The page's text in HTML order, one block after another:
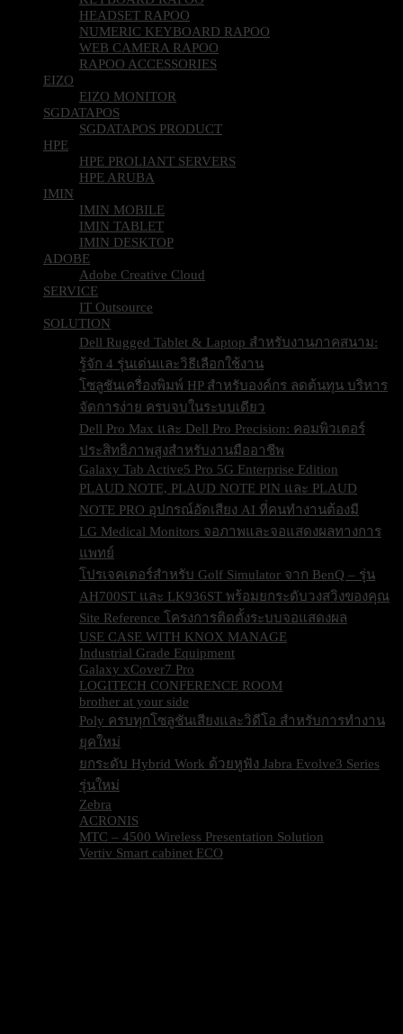
HEADSET RAPOO
NUMERIC KEYBOARD RAPOO
WEB CAMERA RAPOO
RAPOO ACCESSORIES
EIZO
EIZO MONITOR
SGDATAPOS
SGDATAPOS PRODUCT
HPE
HPE PROLIANT SERVERS
HPE ARUBA
IMIN
IMIN MOBILE
IMIN TABLET
IMIN DESKTOP
ADOBE
Adobe Creative Cloud
SERVICE
IT Outsource
SOLUTION
Dell Rugged Tablet & Laptop สำหรับงานภาคสนาม:
รู้จัก 4 รุ่นเด่นและวิธีเลือกใช้งาน
โซลูชันเครื่องพิมพ์ HP สำหรับองค์กร ลดต้นทุน บริหาร
จัดการง่าย ครบจบในระบบเดียว
Dell Pro Max และ Dell Pro Precision: คอมพิวเตอร์
ประสิทธิภาพสูงสำหรับงานมืออาชีพ
Galaxy Tab Active5 Pro 5G Enterprise Edition
PLAUD NOTE, PLAUD NOTE PIN และ PLAUD
NOTE PRO อุปกรณ์อัดเสียง AI ที่คนทำงานต้องมี
LG Medical Monitors จอภาพและจอแสดงผลทางการ
แพทย์
โปรเจคเตอร์สำหรับ Golf Simulator จาก BenQ – รุ่น
AH700ST และ LK936ST พร้อมยกระดับวงสวิงของคุณ
Site Reference โครงการติดตั้งระบบจอแสดงผล
USE CASE WITH KNOX MANAGE
Industrial Grade Equipment
Galaxy xCover7 Pro
LOGITECH CONFERENCE ROOM
brother at your side
Poly ครบทุกโซลูชันเสียงและวิดีโอ สำหรับการทำงาน
ยุคใหม่
ยกระดับ Hybrid Work ด้วยหูฟัง Jabra Evolve3 Series
รุ่นใหม่
Zebra
ACRONIS
MTC – 4500 Wireless Presentation Solution
Vertiv Smart cabinet ECO